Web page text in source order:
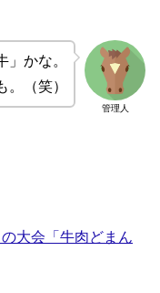
管理人
」かな。
。（笑）
大会「牛肉どまん